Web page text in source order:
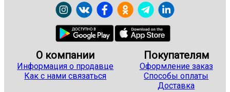
О компании
Информация о продавце
Как с нами связаться
Покупателям
Оформление заказ
Способы оплаты
Доставка